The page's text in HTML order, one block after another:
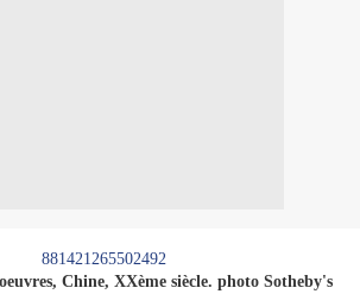
Chine, XXème siècle. photo Sotheby's